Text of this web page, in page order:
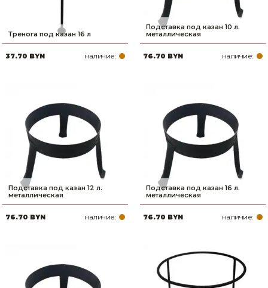
Тренога под казан 16 л
37.70 BYN наличие:
Подставка под казан 10 л.
металлическая
76.70 BYN наличие:
Подставка под казан 12 л.
металлическая
76.70 BYN наличие:
Подставка под казан 16 л.
металлическая
76.70 BYN наличие: